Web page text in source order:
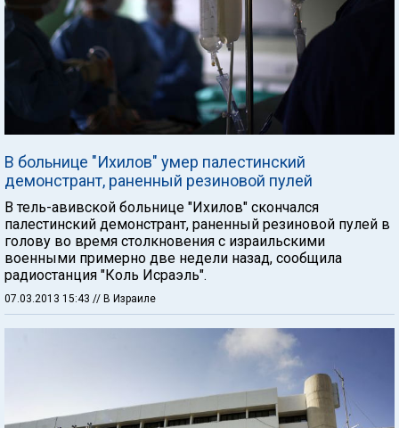
В больнице "Ихилов" умер палестинский
демонстрант, раненный резиновой пулей
В тель-авивской больнице "Ихилов" скончался
палестинский демонстрант, раненный резиновой пулей в
голову во время столкновения с израильскими
военными примерно две недели назад, сообщила
радиостанция "Коль Исраэль".
07.03.2013 15:43 // В Израиле